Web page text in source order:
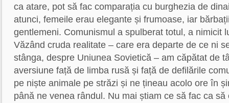
ca atare, pot să fac comparația cu burghezia de
atunci, femeile erau elegante și frumoase, iar
gentlemeni. Comunismul a spulberat totul, a nimicit
Văzând cruda realitate – care era departe de ce ni
stânga, despre Uniunea Sovietică – am căpătat de
aversiune față de limba rusă și față de defilările
pe niște animale pe străzi și ne țineau acolo ore în
până ne venea rândul. Nu mai știam ce să fac ca